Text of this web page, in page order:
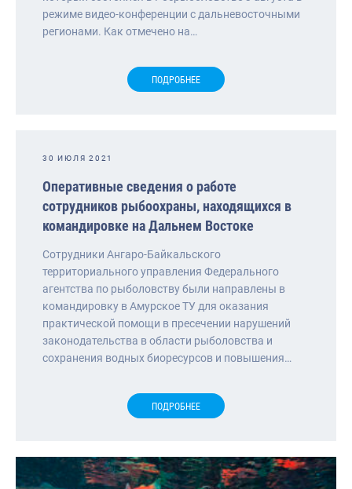
режиме видео-конференции с дальневосточными
регионами. Как отмечено на…
ПОДРОБНЕЕ
30 ИЮЛЯ 2021
Оперативные сведения о работе
сотрудников рыбоохраны, находящихся в
командировке на Дальнем Востоке
Сотрудники Ангаро-Байкальского
территориального управления Федерального
агентства по рыболовству были направлены в
командировку в Амурское ТУ для оказания
практической помощи в пресечении нарушений
законодательства в области рыболовства и
сохранения водных биоресурсов и повышения…
ПОДРОБНЕЕ